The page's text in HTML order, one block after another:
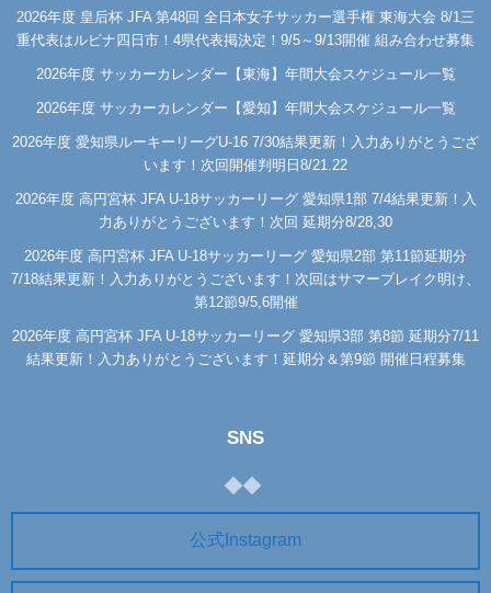
2026年度 皇后杯 JFA 第48回 全日本女子サッカー選手権 東海大会 8/1三
重代表はルビナ四日市！4県代表掲決定！9/5～9/13開催 組み合わせ募集
2026年度 サッカーカレンダー【東海】年間大会スケジュール一覧
2026年度 サッカーカレンダー【愛知】年間大会スケジュール一覧
2026年度 愛知県ルーキーリーグU-16 7/30結果更新！入力ありがとうござ
います！次回開催判明日8/21.22
2026年度 高円宮杯 JFA U-18サッカーリーグ 愛知県1部 7/4結果更新！入
力ありがとうございます！次回 延期分8/28,30
2026年度 高円宮杯 JFA U-18サッカーリーグ 愛知県2部 第11節延期分
7/18結果更新！入力ありがとうございます！次回はサマーブレイク明け、
第12節9/5,6開催
2026年度 高円宮杯 JFA U-18サッカーリーグ 愛知県3部 第8節 延期分7/11
結果更新！入力ありがとうございます！延期分＆第9節 開催日程募集
SNS
公式Instagram